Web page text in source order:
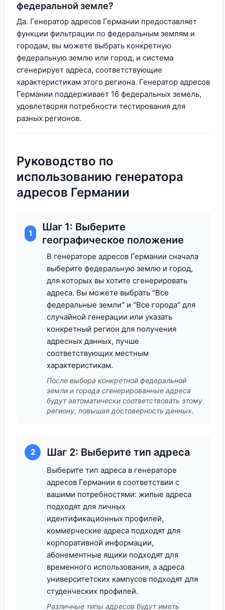
федеральной земле?
Да. Генератор адресов Германии предоставляет
функции фильтрации по федеральным землям и
городам, вы можете выбрать конкретную
федеральную землю или город, и система
сгенерирует адреса, соответствующие
характеристикам этого региона. Генератор адресов
Германии поддерживает 16 федеральных земель,
удовлетворяя потребности тестирования для
разных регионов.
Руководство по
использованию генератора
адресов Германии
1
Шаг 1: Выберите
географическое положение
В генераторе адресов Германии сначала
выберите федеральную землю и город,
для которых вы хотите сгенерировать
адреса. Вы можете выбрать "Все
федеральные земли" и "Все города" для
случайной генерации или указать
конкретный регион для получения
адресных данных, лучше
соответствующих местным
характеристикам.
После выбора конкретной федеральной
земли и города сгенерированные адреса
будут автоматически соответствовать этому
региону, повышая достоверность данных.
2 Шаг 2: Выберите тип адреса
Выберите тип адреса в генераторе
адресов Германии в соответствии с
вашими потребностями: жилые адреса
подходят для личных
идентификационных профилей,
коммерческие адреса подходят для
корпоративной информации,
абонементные ящики подходят для
временного использования, а адреса
университетских кампусов подходят для
студенческих профилей.
Различные типы адресов будут иметь